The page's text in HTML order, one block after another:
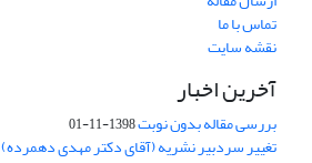
تماس با ما
نقشه سایت
آخرین اخبار
بررسی مقاله بدون نوبت1398-11-01
تغییر سردبیر نشریه (آقای دکتر مهدی دهمرده)